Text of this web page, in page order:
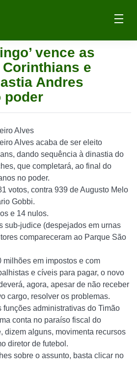
vence as
e
Andres
poder
Alves
Alves acaba de ser eleito
dando sequência à dinastia do
que completará, ao final do
no poder.
votos, contra 939 de Augusto Melo
Gobbi.
e 14 nulos.
sub-judice (despejados em urnas
compareceram ao Parque São
milhões em impostos e com
e cíveis para pagar, o novo
agora, apesar de não receber
cargo, resolver os problemas.
administrativas do Timão
conta no paraíso fiscal do
dizem alguns, movimenta recursos
diretor de futebol.
sobre o assunto, basta clicar no